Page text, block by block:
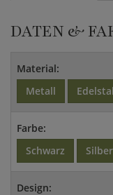
DATEN &
Material:
Metall
Farbe:
Schwarz
Silber
Design: